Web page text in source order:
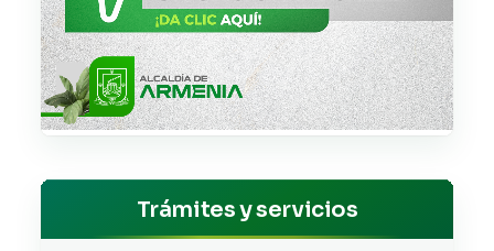
Trámites y servicios